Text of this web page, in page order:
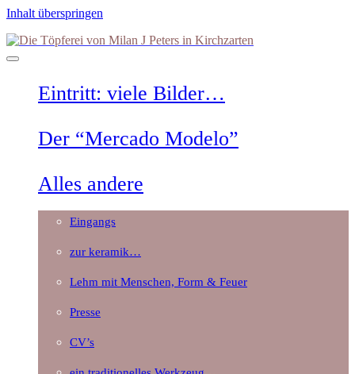
Inhalt überspringen
Die
Töpferei
Kirchzarten
Eintritt: viele Bilder…
Der “Mercado Modelo”
Alles andere
Eingangs
zur keramik…
Lehm mit Menschen, Form & Feuer
Presse
CV’s